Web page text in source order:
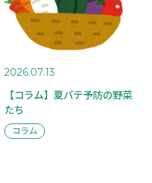
2026.07.13
【コラム】夏バテ予防の野菜
たち
コラム